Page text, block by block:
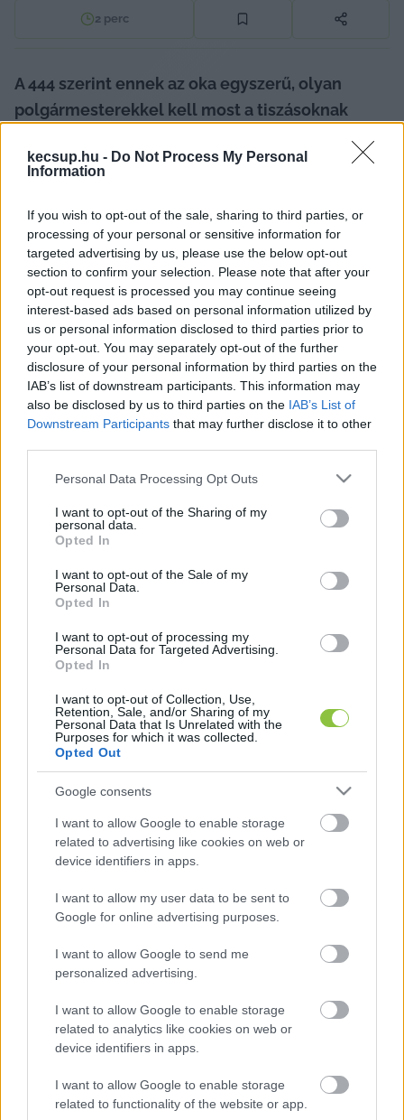
kecsup.hu - Do Not Process My Personal
Information
If you wish to opt-out of the sale, sharing to third parties, or
processing of your personal or sensitive information for
targeted advertising by us, please use the below opt-out
section to confirm your selection. Please note that after your
opt-out request is processed you may continue seeing
interest-based ads based on personal information utilized by
us or personal information disclosed to third parties prior to
your opt-out. You may separately opt-out of the further
disclosure of your personal information by third parties on the
IAB’s list of downstream participants. This information may
also be disclosed by us to third parties on the IAB’s List of
Downstream Participants that may further disclose it to other
Please note that this website/app uses one or more Google
not limited to your visit or usage behaviour. You may click to
grant or deny consent to Google and its third-party tags to
use your data for below specified purposes in below Google
consent section.
Personal Data Processing Opt Outs
I want to opt-out of the Sharing of my
personal data.
Opted In
I want to opt-out of the Sale of my
Personal Data.
Opted In
I want to opt-out of processing my
Personal Data for Targeted Advertising.
Opted In
I want to opt-out of Collection, Use,
Retention, Sale, and/or Sharing of my
Personal Data that Is Unrelated with the
Purposes for which it was collected.
Opted Out
Google consents
I want to allow Google to enable storage
related to advertising like cookies on web or
device identifiers in apps.
I want to allow my user data to be sent to
Google for online advertising purposes.
I want to allow Google to send me
personalized advertising.
I want to allow Google to enable storage
related to analytics like cookies on web or
device identifiers in apps.
I want to allow Google to enable storage
related to functionality of the website or app.
2perc
A 444 szerint ennek az oka egyszerű, olyan
polgármesterekkel kell most a tiszásoknak
függenek a helyi kormánypárti képviselőtől.
A Fidesz rendszerében a vidék leuralásának és a
költségvetési források helyi szintű eltérítésének
két bástyája volt: az egyéni képviselő, valamint a
hozzá kötődő polgármesterek és önkormányzati
képviselőtestületek. Ennek a rendszernek a
kormányváltással csak az egyik fele esik ki, az
önkormányzatok a helyükön maradnak – írja
cikkében a 444. A lap szerint olyan
függenek a helyi kormánypárti képviselőtől. Van,
aki a választás napján még a Fidesz call
centerében ülve kampányolt az ottani jelöltnek.
A hírportál több olyan tiszás egyéni képviselőt is
megszólított, akivel sem a kampányban, sem
körzetében lévő települések polgármestereinek
közel fele. Ráadásul több olyan egyéni körzet is
van, ahonnan a vesztes fideszes jelölt listáról
mégis bekerült a parlamentbe, vagyis nem tűnt
el teljesen a rendszerből. A lap ezen a ponton
felidézi a megyei közgyűléseket, amelyek
kivétel nélkül fideszes vezetésűek (néhány DK-s
és Mi Hazánk-os taggal), a Tisza itt 2024-ben
nem indított jelölteket. Ezek – írja a 444 – a NER-
ben lényegében a Fidesz
kampányszervezeteiként és pénzosztó
helyeiként működtek, költségvetési forrásból.